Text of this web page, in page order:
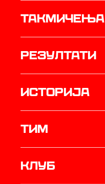
Такмичења
резултати
историја
ТИМ
Клуб